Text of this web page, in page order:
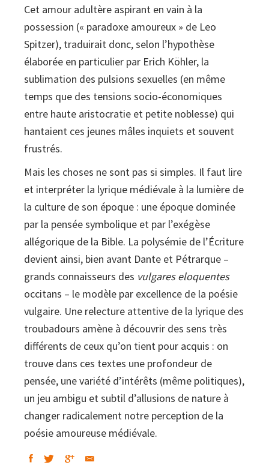
Cet amour adultère aspirant en vain à la
possession (« paradoxe amoureux » de Leo
Spitzer), traduirait donc, selon l’hypothèse
élaborée en particulier par Erich Köhler, la
sublimation des pulsions sexuelles (en même
temps que des tensions socio-économiques
entre haute aristocratie et petite noblesse) qui
hantaient ces jeunes mâles inquiets et souvent
frustrés.
Mais les choses ne sont pas si simples. Il faut lire
et interpréter la lyrique médiévale à la lumière de
la culture de son époque : une époque dominée
par la pensée symbolique et par l’exégèse
allégorique de la Bible. La polysémie de l’Écriture
devient ainsi, bien avant Dante et Pétrarque –
grands connaisseurs des vulgares eloquentes
occitans – le modèle par excellence de la poésie
vulgaire. Une relecture attentive de la lyrique des
troubadours amène à découvrir des sens très
différents de ceux qu’on tient pour acquis : on
trouve dans ces textes une profondeur de
pensée, une variété d’intérêts (même politiques),
un jeu ambigu et subtil d’allusions de nature à
changer radicalement notre perception de la
poésie amoureuse médiévale.